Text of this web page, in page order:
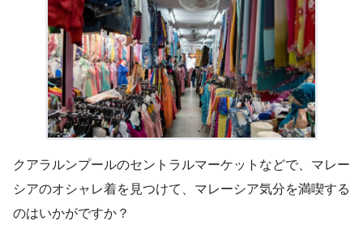
クアラルンプールのセントラルマーケットなどで、マレー
シアのオシャレ着を見つけて、マレーシア気分を満喫する
のはいかがですか？